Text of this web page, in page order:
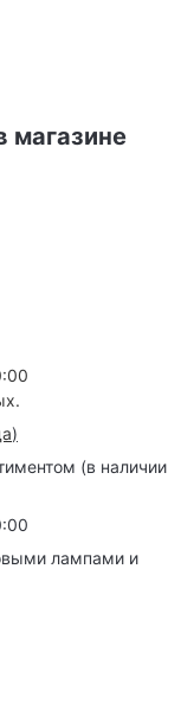
магазине
)
(в наличии
лампами и